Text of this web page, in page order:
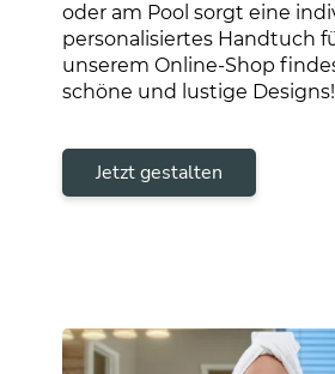
oder am Pool sorgt eine
personalisiertes Handtuch
unserem Online-Shop
schöne und lustige Designs!
Jetzt gestalten